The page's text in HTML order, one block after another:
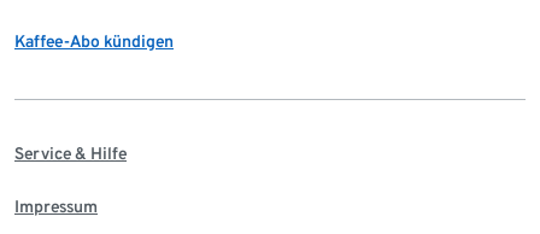
Kaffee-Abo kündigen
Service & Hilfe
Impressum